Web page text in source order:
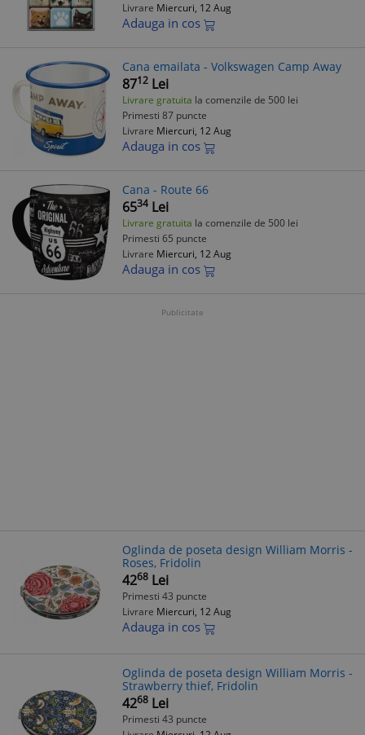
Livrare Miercuri, 12 Aug
Adauga in cos
Cana emailata - Volkswagen Camp Away
8712 Lei
Livrare gratuita la comenzile de 500 lei
Primesti 87 puncte
Livrare Miercuri, 12 Aug
Adauga in cos
Cana - Route 66
6534 Lei
Livrare gratuita la comenzile de 500 lei
Primesti 65 puncte
Livrare Miercuri, 12 Aug
Adauga in cos
Publicitate
Oglinda de poseta design William Morris -
Roses, Fridolin
4268 Lei
Primesti 43 puncte
Livrare Miercuri, 12 Aug
Adauga in cos
Oglinda de poseta design William Morris -
Strawberry thief, Fridolin
4268 Lei
Primesti 43 puncte